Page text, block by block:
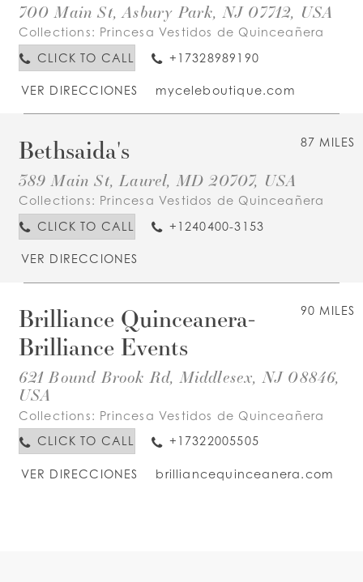
700 Main St, Asbury Park, NJ 07712, USA
Collections: Princesa Vestidos de Quinceañera
CLICK TO CALL
+17328989190
VER DIRECCIONES myceleboutique.com
87 MILES
Bethsaida's
389 Main St, Laurel, MD 20707, USA
Collections: Princesa Vestidos de Quinceañera
CLICK TO CALL
+1240400-3153
VER DIRECCIONES
90 MILES
Brilliance Quinceanera-
Brilliance Events
621 Bound Brook Rd, Middlesex, NJ 08846,
USA
Collections: Princesa Vestidos de Quinceañera
CLICK TO CALL
+17322005505
VER DIRECCIONES brilliancequinceanera.com